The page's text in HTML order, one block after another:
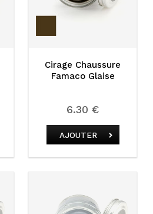
Cirage Chaussure
Famaco Glaise
6.30 €
AJOUTER